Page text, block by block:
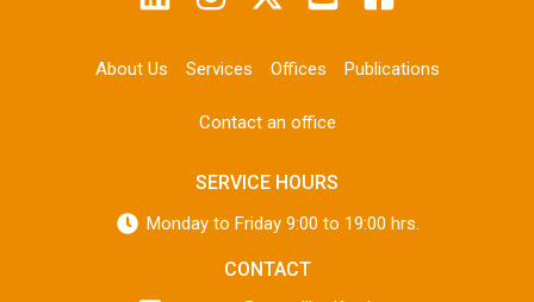
About Us Services Offices Publications
Contact an office
SERVICE HOURS
Monday to Friday 9:00 to 19:00 hrs.
CONTACT